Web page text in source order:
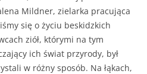
Mildner, zielarka pracująca
się o życiu beskidzkich
ziół, którymi na tym
ich świat przyrody, był
w różny sposób. Na łąkach,